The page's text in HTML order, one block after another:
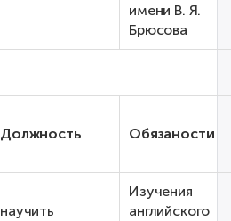
имени В. Я.
Брюсова
Должность Обязаности
научить
Изучения
английского